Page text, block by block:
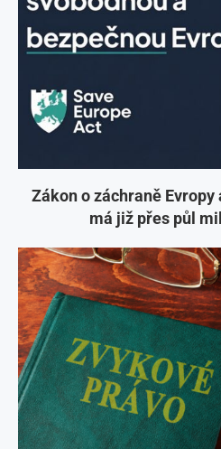
Zákon o záchraně
má již přes půl